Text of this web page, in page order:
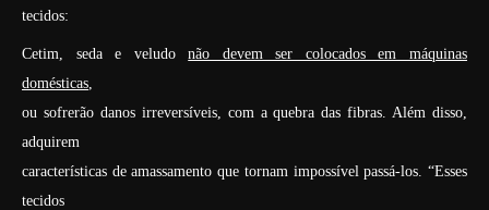
tecidos:
Cetim, seda e veludonão devem ser colocados em máquinas
domésticas,
ou sofrerão danos irreversíveis, com a quebra das fibras. Além disso,
adquirem
características de amassamento que tornam impossível passá-los. “Esses
tecidos